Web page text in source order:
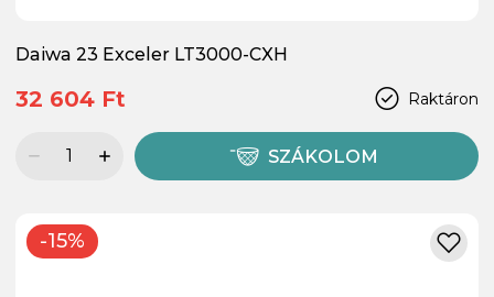
Daiwa 23 Exceler LT3000-CXH
Raktáron
32 604 Ft
SZÁKOLOM
-15%